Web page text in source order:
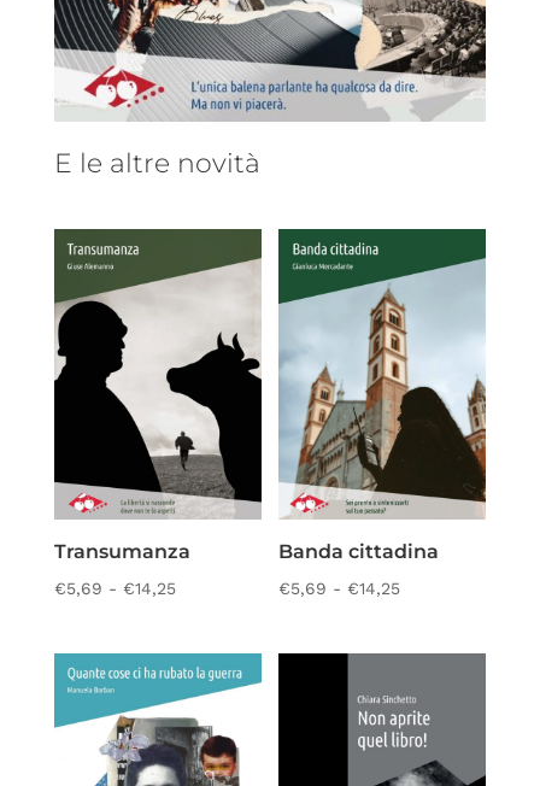
E le altre novità
Transumanza
€5,69 - €14,25Fascia
prezzo:
da
a
€14,25
Banda cittadina
€5,69 - €14,25Fascia
prezzo:
€5,69
a
€14,25